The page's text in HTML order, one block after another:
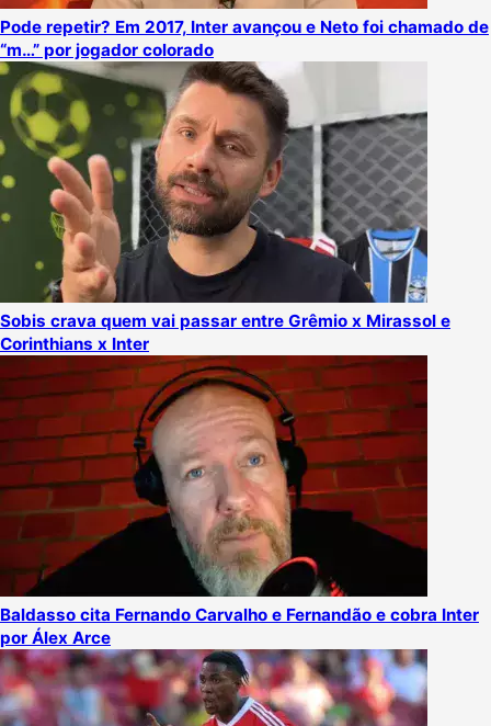
Pode repetir? Em 2017, Inter avançou e Neto foi chamado de
“m…” por jogador colorado
Sobis crava quem vai passar entre Grêmio x Mirassol e
Corinthians x Inter
Baldasso cita Fernando Carvalho e Fernandão e cobra Inter
por Álex Arce